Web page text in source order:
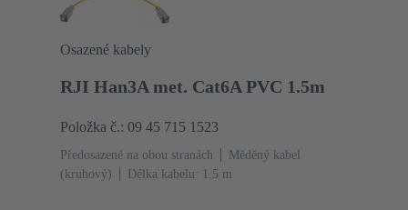
Osazené kabely
RJI Han3A met. Cat6A PVC 1.5m
Položka č.: 09 45 715 1523
Předosazené na obou stranách
Měděný kabel
(kruhový)
Délka kabelu: 1.5 m